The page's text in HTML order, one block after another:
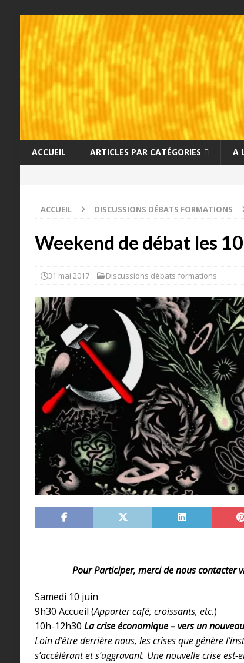
ACCUEIL ARTICLES PAR CATÉGORIES A
ACCUEIL DISCUSSIONS DÉBATS FORMATIONS
Weekend de débat les
31 mai 2017 Discussions débats formations
Pour Participer, merci de nous contacter
Samedi 10 juin
9h30 Accueil (Apporter café, croissants, etc.)
10h-12h30 La crise économique – vers un
Loin d’être derrière nous, les crises que génère
s’accélérant et s’aggravant. Une nouvelle crise